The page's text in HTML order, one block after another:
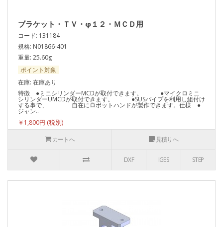
ブラケット・ＴＶ・φ１２・ＭＣＤ用
コード: 131184
規格: N01866-401
重量: 25.60g
ポイント対象
在庫: 在庫あり
特徴 ●ミニシリンダーMCDが取付できます。 ●マイクロミニ
シリンダーUMCDが取付できます。 ●SUSパイプを利用し組付け
する事で、 自在にロボットハンドが製作できます。仕様 ●
ジャン..
￥1,800円
カートへ
見積りへ
DXF IGES STEP